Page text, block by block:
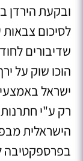
ובקעת הירדן
‏לסיכום צבאות
שדיבורים לחוד
הוכו שוק על
ישראל
רק ע"י חתרנות
הישראלית
בפרספקטיבה